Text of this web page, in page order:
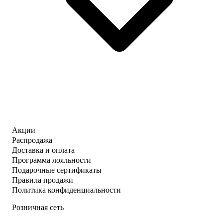
Акции
Распродажа
Доставка и оплата
Программа лояльности
Подарочные сертификаты
Правила продажи
Политика конфиденциальности
Розничная сеть